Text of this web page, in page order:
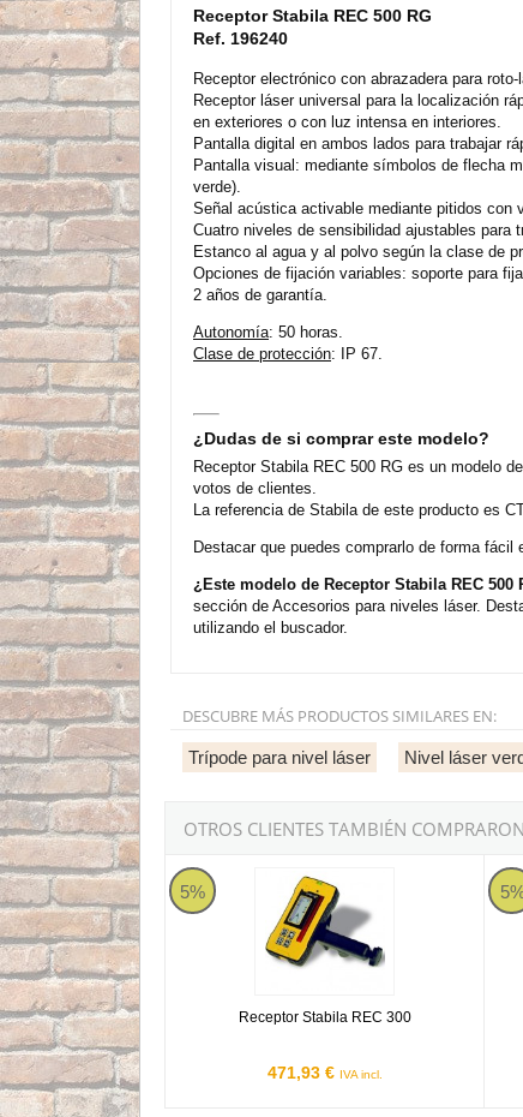
Receptor Stabila REC 500 RG
Ref. 196240
Receptor electrónico con abrazadera para
Receptor láser universal para la localización
en exteriores o con luz intensa en interiores.
Pantalla digital en ambos lados para trabajar
Pantalla visual: mediante símbolos de flecha
verde).
Señal acústica activable mediante pitidos con
Cuatro niveles de sensibilidad ajustables para
Estanco al agua y al polvo según la clase de
Opciones de fijación variables: soporte para
2 años de garantía.
Autonomía: 50 horas.
Clase de protección: IP 67.
¿Dudas de si comprar este modelo?
Receptor Stabila REC 500 RG es un modelo
votos de clientes.
La referencia de Stabila de este producto es
Destacar que puedes comprarlo de forma
¿Este modelo de Receptor Stabila REC
sección de Accesorios para niveles láser.
utilizando el buscador.
DESCUBRE MÁS PRODUCTOS SIMILARES EN:
Trípode para nivel láser Nivel láser
OTROS CLIENTES TAMBIÉN
5%
Receptor Stabila REC 300
471,93 € IVA incl.
Receptor Stabila REC 300